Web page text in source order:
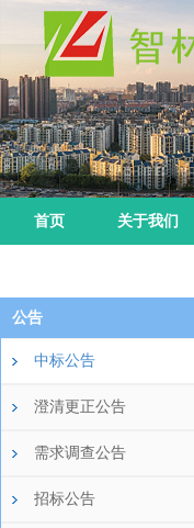
首页 关于我们
公告
中标公告
澄清更正公告
需求调查公告
招标公告